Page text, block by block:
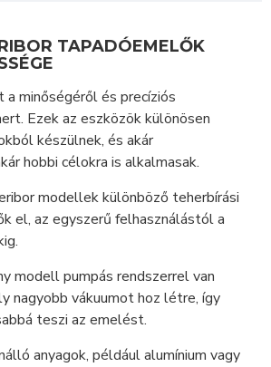
TAPADÓEMELŐK
a minőségéről és precíziós
Ezek az eszközök különösen
készülnek, és akár
hobbi célokra is alkalmasak.
modellek különböző teherbírási
el, az egyszerű felhasználástól a
modell pumpás rendszerrel van
nagyobb vákuumot hoz létre, így
teszi az emelést.
anyagok, például alumínium vagy